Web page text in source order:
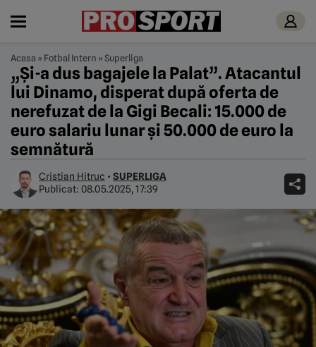
Acasa » Fotbal Intern »Superliga
„Şi-a dus bagajele la Palat”. Atacantul
lui Dinamo, disperat după oferta de
nerefuzat de la Gigi Becali: 15.000 de
euro salariu lunar şi 50.000 de euro la
semnătură
Cristian Hitruc • SUPERLIGA
Publicat: 08.05.2025, 17:39